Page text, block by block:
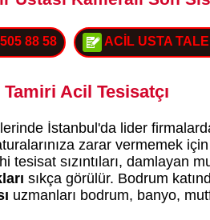
88 58 ACİL USTA
Tamiri Acil Tesisatçı
İstanbul'da lider
zarar vermemek
sızıntıları, damlayan
sıkça görülür. Bodrum
uzmanları bodrum, banyo,